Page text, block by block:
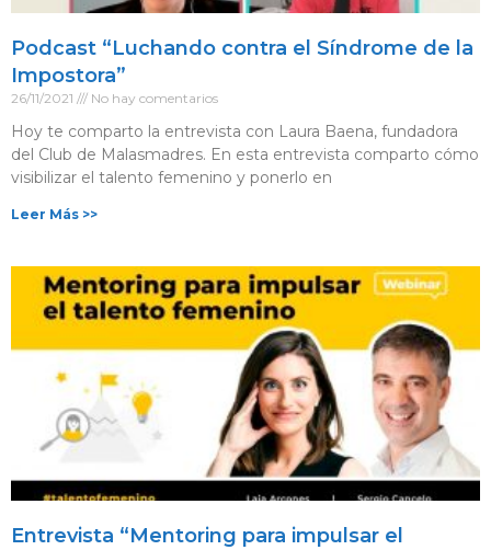
Podcast “Luchando contra el Síndrome de la
Impostora”
26/11/2021 No hay comentarios
Hoy te comparto la entrevista con Laura Baena, fundadora
del Club de Malasmadres. En esta entrevista comparto cómo
visibilizar el talento femenino y ponerlo en
Leer Más >>
Entrevista “Mentoring para impulsar el